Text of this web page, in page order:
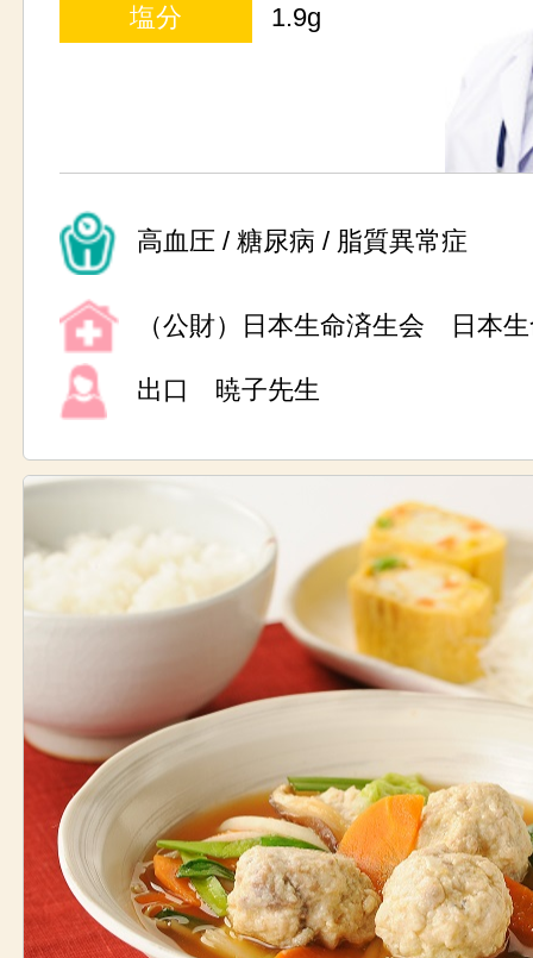
塩分 1.9g
高血圧 / 糖尿病 / 脂質異常症
（公財）日本生命済生会 日本
出口 暁子先生